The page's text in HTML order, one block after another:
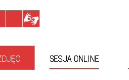
SESJA ONLINE